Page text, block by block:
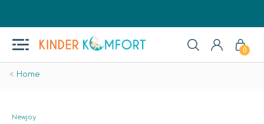
0
Home
Newjoy